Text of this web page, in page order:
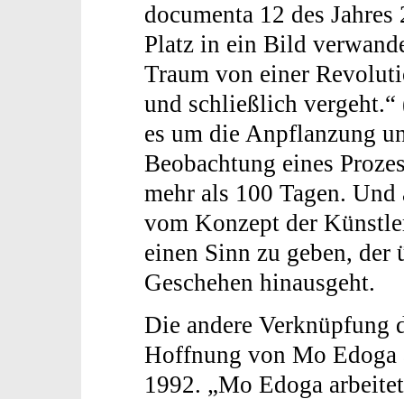
documenta 12 des
Platz in ein Bild
Traum von einer
und schließlich vergeht.“
es um die Anpflanzung
Beobachtung eines
mehr als 100 Tagen.
vom Konzept der
einen Sinn zu geben, der
Geschehen hinausgeht.
Die andere Verknüpfung
Hoffnung von Mo Edoga
1992. „Mo Edoga